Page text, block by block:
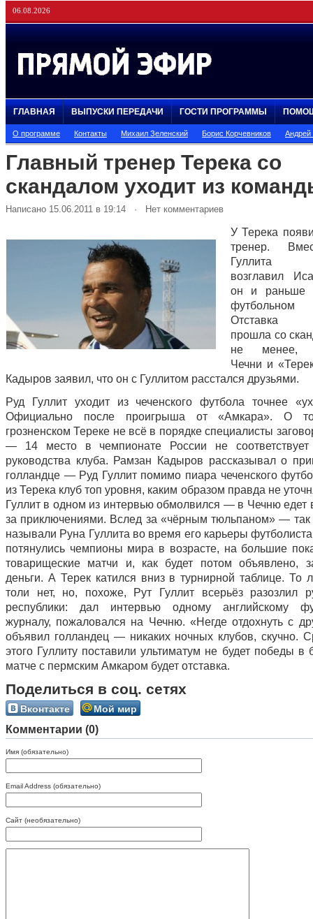
06.08.2026
ГЛАВНАЯ ВЫПУСКИ ПЕРЕДАЧИ ГОСТИ ПРОГРАММЫ
О программе Контакты Михаил Зеленский Борис Корчевников
Главный тренер Терека со
скандалом уходит из
Написано 15.06.2011 в 19:14 · Нет комментариев
У Терека
тренер.
Гуллита
возглавил
он и раньше
Отставка
прошла со
не менее,
Чечни и
Кадыров заявил, что он с Гуллитом расстался друзьями.
Руд Гуллит уходит из чеченского футбола точнее
Официально после проигрыша от «Амкара». О
грозненском Тереке не всё в порядке специалисты
— 14 место в чемпионате России не
руководства клуба. Рамзан Кадыров рассказывал о
голландце — Руд Гуллит помимо пиара чеченского
из Терека клуб топ уровня, каким образом правда не
Гуллит в одном из интервью обмолвился — в Чечню едет
за приключениями. Вслед за «чёрным тюльпаном» — так
называли Руна Гуллита во время его карьеры
потянулись чемпионы мира в возрасте, на большие
товарищеские матчи и, как будет потом объявлено,
деньги. А Терек катился вниз в турнирной таблице. То
толи нет, но, похоже, Рут Гуллит всерьёз разозлил
республики: дал интервью одному английскому
журналу, пожаловался на Чечню. «Негде отдохнуть с
объявил голландец — никаких ночных клубов, скучно.
этого Гуллиту поставили ультиматум не будет победы
матче с пермским Амкаром будет отставка.
Поделиться в соц. сетях
Вконтакте Мой мир
Комментарии (0)
Имя (обязательно)
Email Address (обязательно)
Сайт (необязательно)